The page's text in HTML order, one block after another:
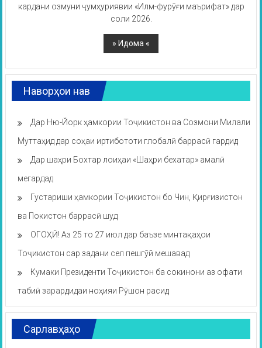
кардани озмуни ҷумҳуриявии «Илм-фурӯғи маърифат» дар
соли 2026.
Наворҳои нав
Дар Ню-Йорк ҳамкории Тоҷикистон ва Созмони Милали
Муттаҳид дар соҳаи иртибототи глобалӣ баррасӣ гардид
Дар шаҳри Бохтар лоиҳаи «Шаҳри бехатар» амалӣ
мегардад
Густариши ҳамкории Тоҷикистон бо Чин, Қирғизистон
ва Покистон баррасӣ шуд
ОГОҲӢ! Аз 25 то 27 июл дар баъзе минтақаҳои
Тоҷикистон сар задани сел пешгӯӣ мешавад
Кумаки Президенти Тоҷикистон ба сокинони аз офати
табиӣ зарардидаи ноҳияи Рӯшон расид
Сарлавҳаҳо